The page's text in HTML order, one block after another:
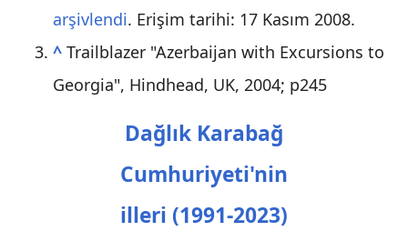
arşivlendi. Erişim tarihi: 17 Kasım 2008.
^ Trailblazer "Azerbaijan with Excursions to
Georgia", Hindhead, UK, 2004; p245
Dağlık Karabağ
Cumhuriyeti'nin
illeri (1991-2023)